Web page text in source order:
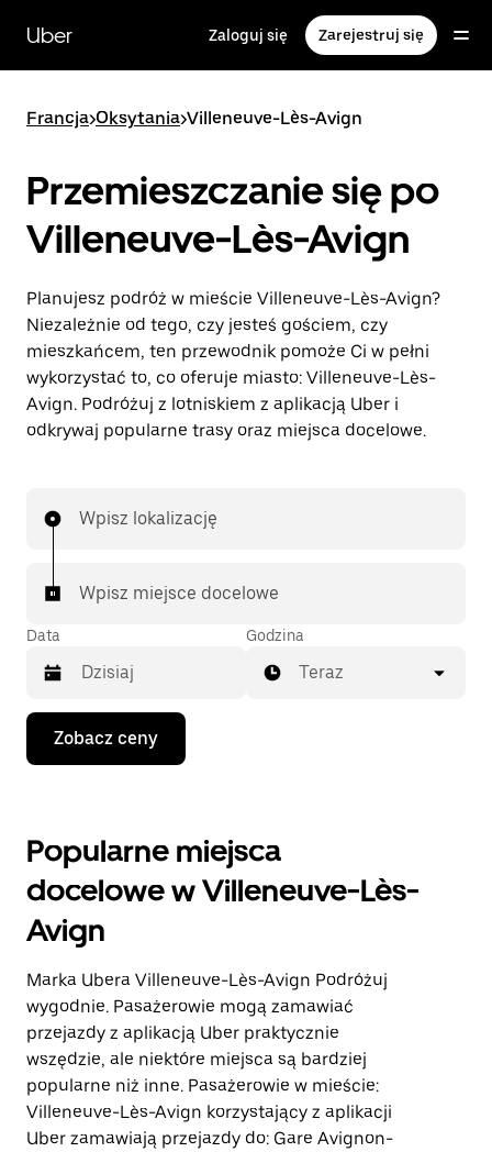
głównej
zawartości
Uber Zaloguj się Zarejestruj się
Francja>Oksytania>Villeneuve-Lès-Avign
Przemieszczanie się po
Villeneuve-Lès-Avign
Planujesz podróż w mieście Villeneuve-Lès-Avign?
Niezależnie od tego, czy jesteś gościem, czy
mieszkańcem, ten przewodnik pomoże Ci w pełni
wykorzystać to, co oferuje miasto: Villeneuve-Lès-
Avign. Podróżuj z lotniskiem z aplikacją Uber i
odkrywaj popularne trasy oraz miejsca docelowe.
Wpisz lokalizację
Wpisz miejsce docelowe
Data
Naciśnij
klawisz
strzałki
do
kalendarza
i wybrać
datę.
Naciśnij
klawisz
aby
zamknąć
kalendarz.
Godzina
Teraz
Zobacz ceny
Popularne miejsca
docelowe w Villeneuve-Lès-
Avign
Marka Ubera Villeneuve-Lès-Avign Podróżuj
wygodnie. Pasażerowie mogą zamawiać
przejazdy z aplikacją Uber praktycznie
wszędzie, ale niektóre miejsca są bardziej
popularne niż inne. Pasażerowie w mieście:
Villeneuve-Lès-Avign korzystający z aplikacji
Uber zamawiają przejazdy do: Gare Avignon-